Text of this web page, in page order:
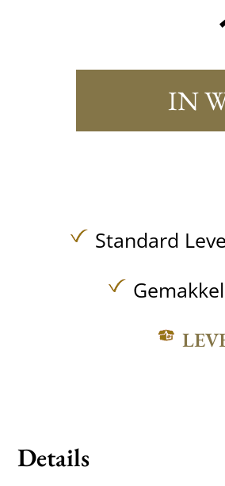
IN
Standard
Details